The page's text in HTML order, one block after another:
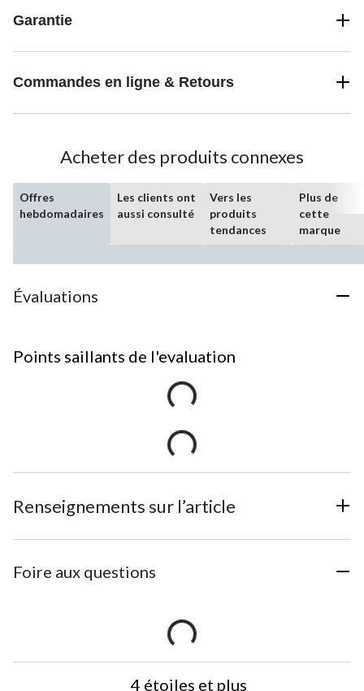
Garantie
Commandes en ligne & Retours
Acheter des produits connexes
Offres
hebdomadaires
Les clients ont
aussi consulté
Vers les
produits
tendances
Plus de
cette
marque
Évaluations
Points saillants de l'evaluation
Renseignements sur l’article
Foire aux questions
4 étoiles et plus